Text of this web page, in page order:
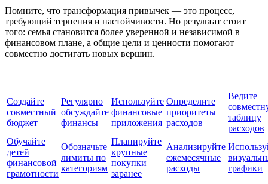
Помните, что трансформация привычек — это процесс,
требующий терпения и настойчивости. Но результат стоит
того: семья становится более уверенной и независимой в
финансовом плане, а общие цели и ценности помогают
совместно достигать новых вершин.
Создайте
совместный
бюджет
Регулярно
обсуждайте
финансы
Используйте
финансовые
приложения
Определите
приоритеты
расходов
Ведите
таблицу
расходов
Обучайте
детей
финансовой
грамотности
Обозначьте
лимиты по
категориям
Планируйте
крупные
покупки
заранее
Анализируйте
ежемесячные
расходы
графики